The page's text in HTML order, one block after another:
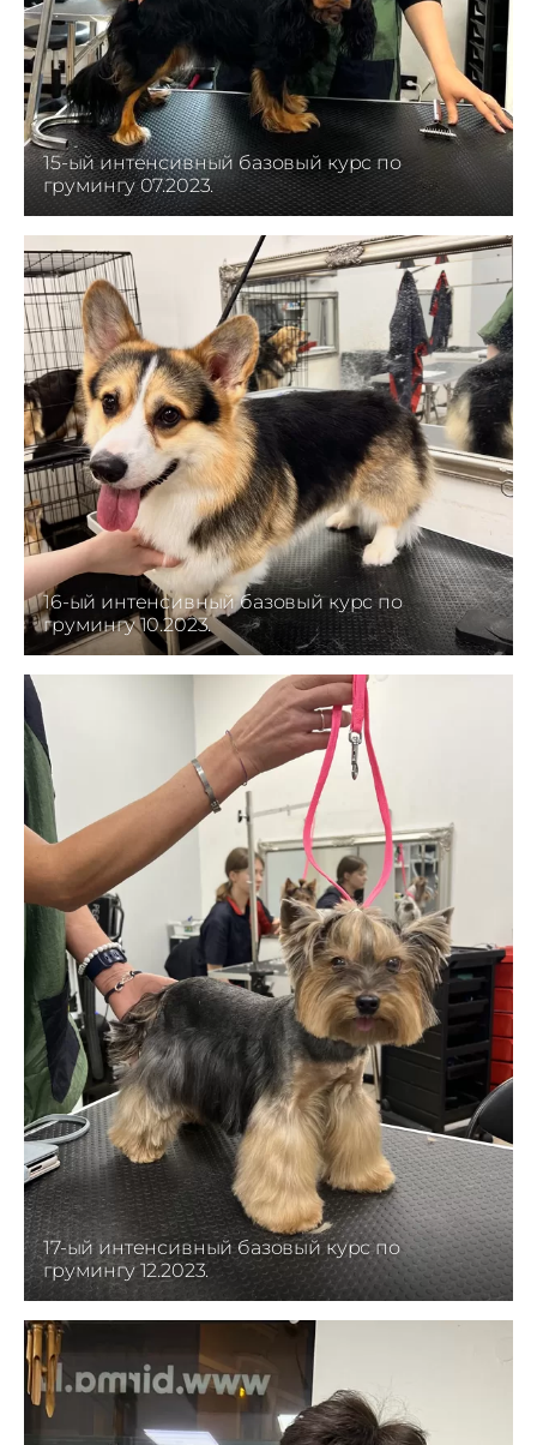
15-ый интенсивный базовый курс по
грумингу 07.2023.
16-ый интенсивный базовый курс по
грумингу 10.2023.
17-ый интенсивный базовый курс по
грумингу 12.2023.